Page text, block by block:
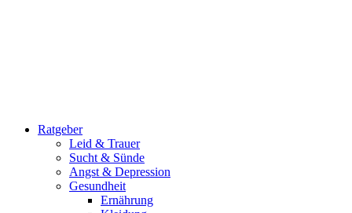
Ratgeber
Leid & Trauer
Sucht & Sünde
Angst & Depression
Gesundheit
Ernährung